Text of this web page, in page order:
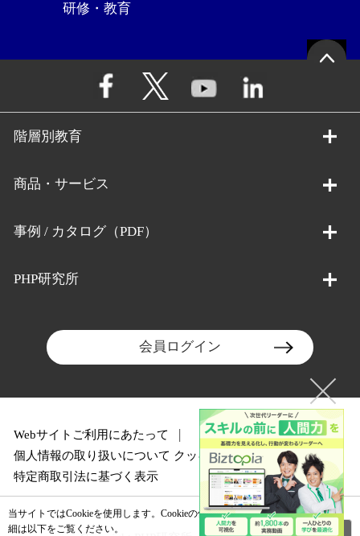
研修・教育
階層別教育
商品・サービス
事例 / カタログ（PDF）
PHP研究所
会員ログイン
Webサイトご利用にあたって
個人情報の取り扱いについて クッキーポリシー
特定商取引法に基づく表示
当サイトではCookieを使用します。Cookieの使用に関する詳
細は以下をご覧ください。
閉じる